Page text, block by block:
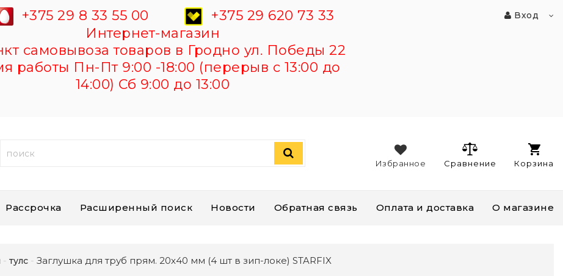
+375 29 8 33 55 00
+375 29 620 73 33
Интернет-магазин
самовывоза товаров в Гродно ул. Победы 22
работы Пн-Пт 9:00 -18:00 (перерыв с 13:00 до
14:00) Сб 9:00 до 13:00
Вход
Корзина
Сравнение
Избранное
Рассрочка Расширенный поиск Новости Обратная связь Оплата и доставка О магазине
тулс Заглушка для труб прям. 20х40 мм (4 шт в зип-локе) STARFIX